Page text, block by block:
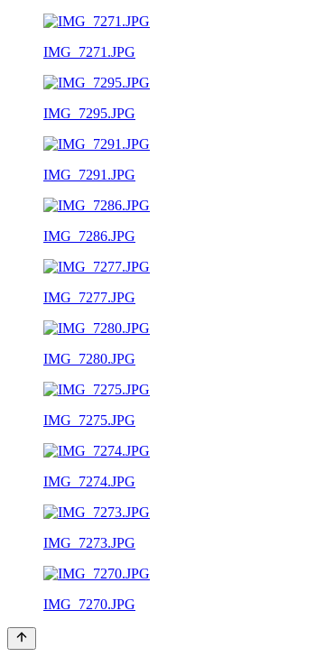
IMG_7271.JPG
IMG_7295.JPG
IMG_7291.JPG
IMG_7286.JPG
IMG_7277.JPG
IMG_7280.JPG
IMG_7275.JPG
IMG_7274.JPG
IMG_7273.JPG
IMG_7270.JPG